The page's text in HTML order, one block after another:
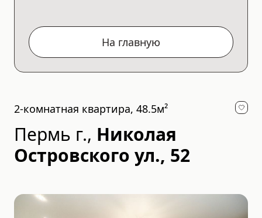
На главную
2-комнатная квартира, 48.5м²
Пермь г., Николая
Островского ул., 52